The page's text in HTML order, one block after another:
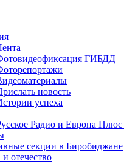
ГИБДД
новость
успеха
Радио и Европа
секции в Биробиджане
отечество